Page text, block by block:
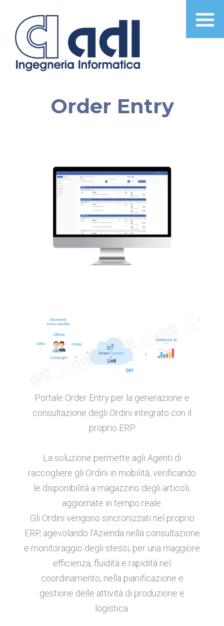
Order Entry
Portale Order Entry per la generazione e
consultazione degli Ordini integrato con il
proprio ERP.
La soluzione permette agli Agenti di
raccogliere gli Ordini in mobilità, verificando
le disponibilità a magazzino degli articoli,
aggiornate in tempo reale.
Gli Ordini vengono sincronizzati nel proprio
ERP, agevolando l'Azienda nella consultazione
e monitoraggio degli stessi, per una maggiore
efficienza, fluidità e rapidità nel
coordinamento, nella pianificazione e
gestione delle attività di produzione e
logistica.